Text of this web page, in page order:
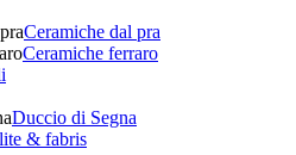
Ceramiche dal pra
Ceramiche ferraro
Duccio di Segna
& fabris